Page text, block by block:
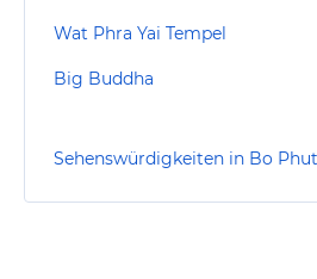
Wat Phra Yai Tempel
Big Buddha
Sehenswürdigkeiten in Bo Phut